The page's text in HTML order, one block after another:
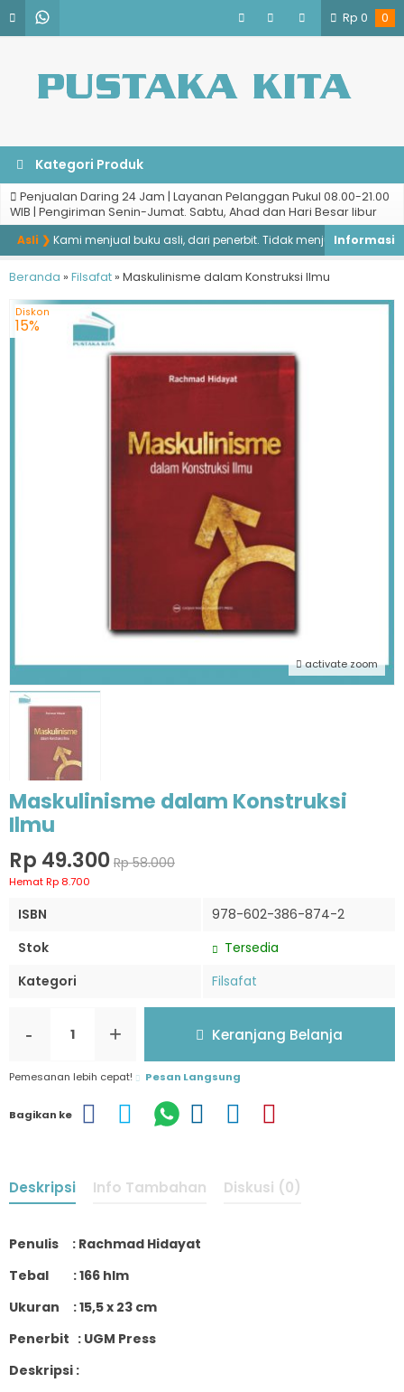
Rp 0 0
Kategori Produk
Penjualan Daring 24 Jam | Layanan Pelanggan Pukul 08.00-21.00
WIB | Pengiriman Senin-Jumat. Sabtu, Ahad dan Hari Besar libur
Asli ❯Kami menjual buku asli, dari penerbit. Tidak menjual buku
Beranda » Filsafat » Maskulinisme dalam Konstruksi Ilmu
activate zoom
Diskon
15%
Maskulinisme dalam Konstruksi
Ilmu
Rp 49.300 Rp 58.000
Hemat Rp 8.700
ISBN
978-602-386-874-2
Stok
Tersedia
Kategori
Filsafat
- + Keranjang Belanja
Pemesanan lebih cepat! Pesan Langsung
Bagikan ke
Deskripsi Info Tambahan Diskusi (0)
Penulis : Rachmad Hidayat
Tebal : 166 hlm
Ukuran : 15,5 x 23 cm
Penerbit : UGM Press
Deskripsi :